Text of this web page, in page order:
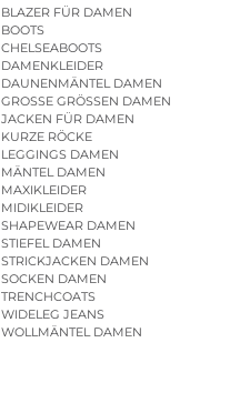
BLAZER FÜR DAMEN
BOOTS
CHELSEABOOTS
DAMENKLEIDER
DAUNENMÄNTEL DAMEN
GROSSE GRÖSSEN DAMEN
JACKEN FÜR DAMEN
KURZE RÖCKE
LEGGINGS DAMEN
MÄNTEL DAMEN
MAXIKLEIDER
MIDIKLEIDER
SHAPEWEAR DAMEN
STIEFEL DAMEN
STRICKJACKEN DAMEN
SOCKEN DAMEN
TRENCHCOATS
WIDELEG JEANS
WOLLMÄNTEL DAMEN